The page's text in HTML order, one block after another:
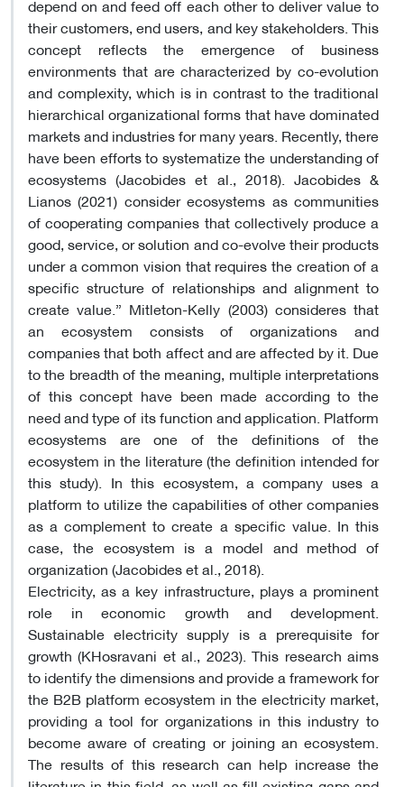
their customers, end users, and key stakeholders. This
concept reflects the emergence of business
environments that are characterized by co-evolution
and complexity, which is in contrast to the traditional
hierarchical organizational forms that have dominated
markets and industries for many years. Recently, there
have been efforts to systematize the understanding of
ecosystems (Jacobides et al., 2018). Jacobides &
Lianos (2021) consider ecosystems as communities
of cooperating companies that collectively produce a
good, service, or solution and co-evolve their products
under a common vision that requires the creation of a
specific structure of relationships and alignment to
create value.” Mitleton-Kelly (2003) consideres that
an ecosystem consists of organizations and
companies that both affect and are affected by it. Due
to the breadth of the meaning, multiple interpretations
of this concept have been made according to the
need and type of its function and application. Platform
ecosystems are one of the definitions of the
ecosystem in the literature (the definition intended for
this study). In this ecosystem, a company uses a
platform to utilize the capabilities of other companies
as a complement to create a specific value. In this
case, the ecosystem is a model and method of
organization (Jacobides et al., 2018).
Electricity, as a key infrastructure, plays a prominent
role in economic growth and development.
Sustainable electricity supply is a prerequisite for
growth (KHosravani et al., 2023). This research aims
to identify the dimensions and provide a framework for
the B2B platform ecosystem in the electricity market,
providing a tool for organizations in this industry to
become aware of creating or joining an ecosystem.
The results of this research can help increase the